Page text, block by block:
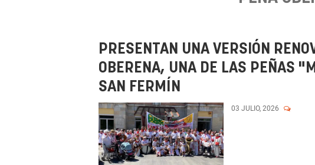
PRESENTAN UNA VERSIÓN
OBERENA, UNA DE LAS PEÑAS
SAN FERMÍN
03 JULIO, 2026